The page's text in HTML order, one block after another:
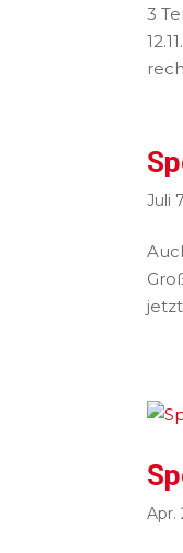
3
Juli
Apr.